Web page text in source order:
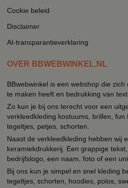
Cookie beleid
Disclaimer
AI-transparantieverklaring
OVER BBWEBWINKEL.NL
BBwebwinkel is een webshop die
te maken heeft en bedrukking van
Zo kun je bij ons terecht voor een
verkleedkleding kostuums, brillen,
tegeltjes, petjes, schorten.
Naast de verkleedkleding hebben wij
keramiekdrukkerij. Een grappige
bedrijfslogo, een naam, foto of een
Bij ons kun je simpel en snel kleding
tegeltjes, schorten, hoodies, polos,